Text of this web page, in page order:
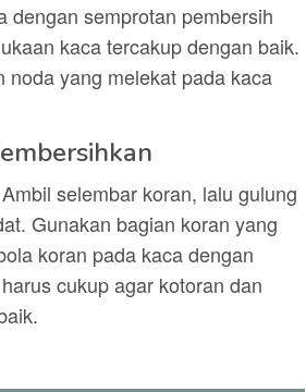
dengan semprotan pembersih
kaca tercakup dengan baik.
noda yang melekat pada kaca
selembar koran, lalu gulung
Gunakan bagian koran yang
koran pada kaca dengan
cukup agar kotoran dan